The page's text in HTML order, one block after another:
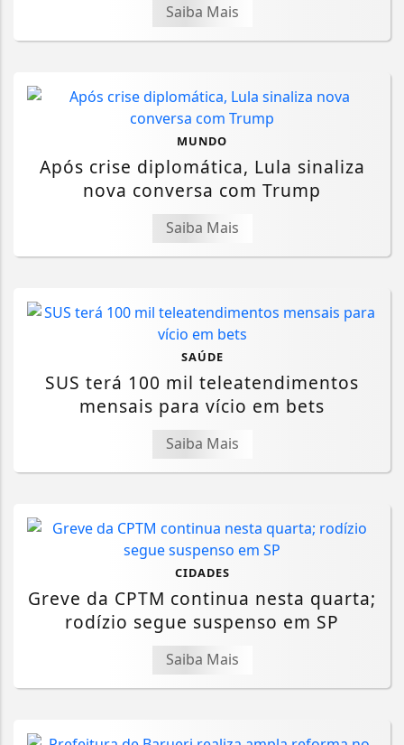
Saiba Mais
MUNDO
Após crise diplomática, Lula sinaliza
nova conversa com Trump
Saiba Mais
SAÚDE
SUS terá 100 mil teleatendimentos
mensais para vício em bets
Saiba Mais
CIDADES
Greve da CPTM continua nesta quarta;
rodízio segue suspenso em SP
Saiba Mais